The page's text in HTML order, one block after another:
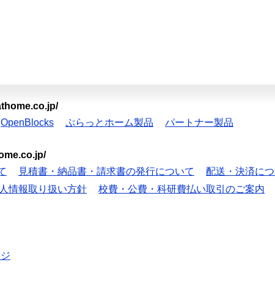
OpenBlocks ぷらっとホーム製品 パートナー製品
見積書・納品書・請求書の発行について 配送・決済に
情報取り扱い方針 校費・公費・科研費払い取引のご案内